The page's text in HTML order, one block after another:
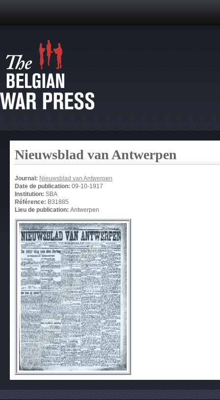
Nieuwsblad van Antwerpen
Journal: Nieuwsblad van Antwerpen
Date de publication: 09-10-1917
Institution: SBA
Référence: B31885
Lieu de publication: Antwerpen